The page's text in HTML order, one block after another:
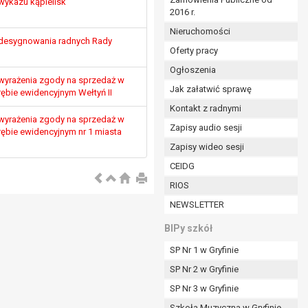
radnych Rady
zgody na sprzedaż w
ewidencyjnym Wełtyń II
zgody na sprzedaż w
ewidencyjnym nr 1 miasta
2016 r.
Nieruchomości
Oferty pracy
Ogłoszenia
Jak załatwić sprawę
Kontakt z radnymi
Zapisy audio sesji
Zapisy wideo sesji
CEIDG
RIOS
NEWSLETTER
BIPy szkół
SP Nr 1 w Gryfinie
SP Nr 2 w Gryfinie
SP Nr 3 w Gryfinie
(Dz.U. z 2017r., poz. 1875 ze zm.) oraz z
Gminy;
i celu określonym w treści zgody.
odbiorcom lub kategoriom odbiorców danych
danych osobowych;
z terminami archiwizacji określonymi przez
czasu wycofania tej zgody.
do realizacji zawartej umowy, a po tym
na przetwarzanie danych po zakończeniu i
z umowy o dofinansowanie zawartej między